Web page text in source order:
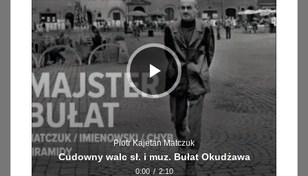
Piotr Kajetan Matczuk
Cudowny walc sł. i muz. Bułat Okudżawa
0:00 / 2:10